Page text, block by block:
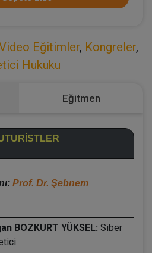
Eğitimler, Kongreler,
Hukuku
Eğitmen
Prof. Dr. Şebnem
BOZKURT YÜKSEL: Siber